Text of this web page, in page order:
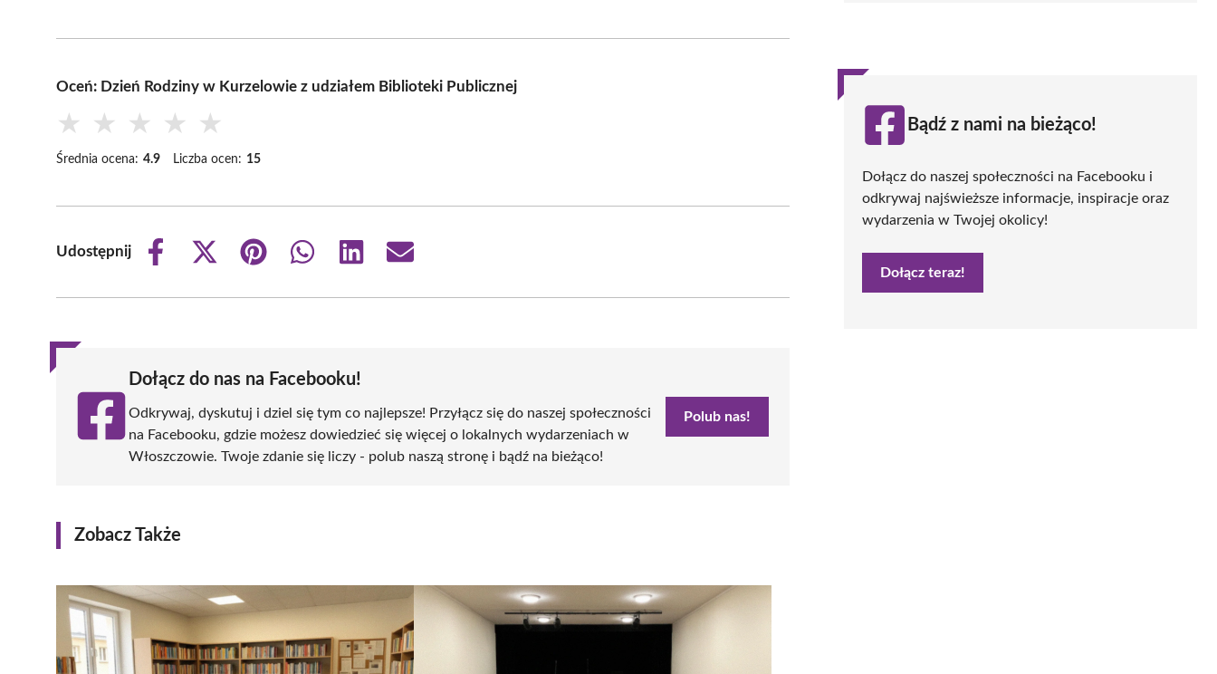
Oceń: Dzień Rodziny w Kurzelowie z udziałem Biblioteki Publicznej
★ ★ ★ ★ ★
Średnia ocena: 4.9 Liczba ocen: 15
Udostępnij
Share
Share
(Twitter)
Share
Share
Share
Share
Dołącz do nas na Facebooku!
Odkrywaj, dyskutuj i dziel się tym co najlepsze! Przyłącz się do naszej społeczności
na Facebooku, gdzie możesz dowiedzieć się więcej o lokalnych wydarzeniach w
Włoszczowie. Twoje zdanie się liczy - polub naszą stronę i bądź na bieżąco!
Polub nas!
Zobacz Także
Bądź z nami na bieżąco!
Dołącz do naszej społeczności na Facebooku i
odkrywaj najświeższe informacje, inspiracje oraz
wydarzenia w Twojej okolicy!
Dołącz teraz!